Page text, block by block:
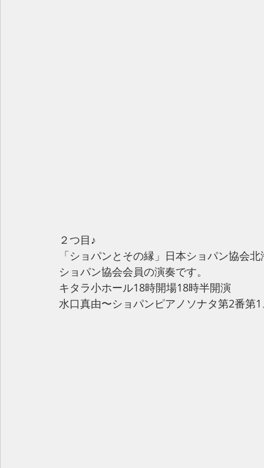
２つ目♪
「ショパンとその縁」日本ショパン協会
ショパン協会会員の演奏です。
キタラ小ホール18時開場18時半開演
水口真由〜ショパンピアノソナタ第2番第